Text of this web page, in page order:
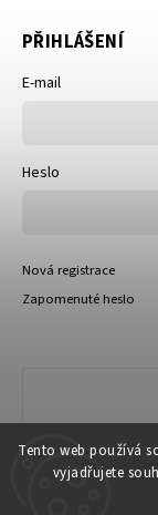
Tento web používá
vyjadřujete
PŘIHLÁŠENÍ
E-mail
Heslo
Nová registrace
Zapomenuté heslo